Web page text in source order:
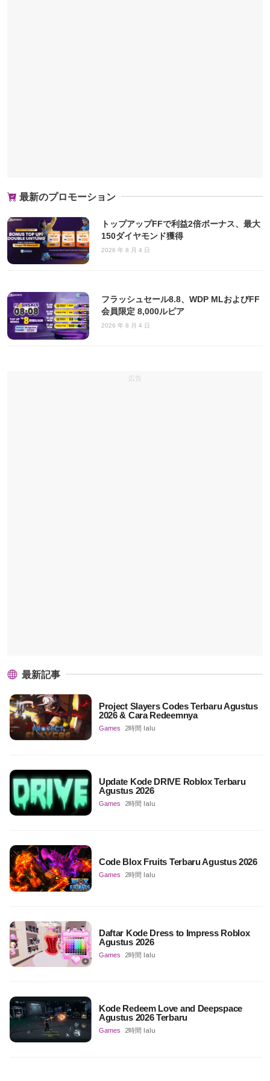
最新のプロモーション
トップアップFFで利益2倍ボーナス、最大
150ダイヤモンド獲得
2026 年 8 月 4 日
フラッシュセール8.8、WDP MLおよびFF
会員限定 8,000ルピア
2026 年 8 月 4 日
広告
最新記事
Project Slayers Codes Terbaru Agustus
2026 & Cara Redeemnya
Games 2時間 lalu
Update Kode DRIVE Roblox Terbaru
Agustus 2026
Games 2時間 lalu
Code Blox Fruits Terbaru Agustus 2026
Games 2時間 lalu
Daftar Kode Dress to Impress Roblox
Agustus 2026
Games 2時間 lalu
Kode Redeem Love and Deepspace
Agustus 2026 Terbaru
Games 2時間 lalu